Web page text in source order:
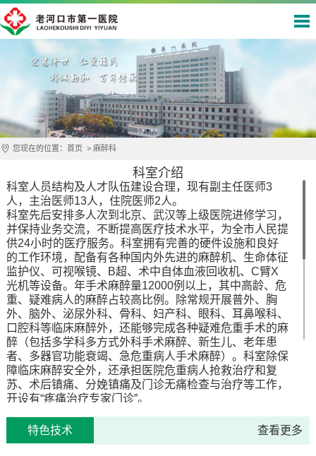
您现在的位置： 首页 > 麻醉科
科室介绍
科室人员结构及人才队伍建设合理，现有副主任医师3
人，主治医师13人，住院医师2人。
科室先后安排多人次到北京、武汉等上级医院进修学习，
并保持业务交流，不断提高医疗技术水平，为全市人民提
供24小时的医疗服务。科室拥有完善的硬件设施和良好
的工作环境，配备有各种国内外先进的麻醉机、生命体征
监护仪、可视喉镜、B超、术中自体血液回收机、C臂X
光机等设备。年手术麻醉量12000例以上，其中高龄、危
重、疑难病人的麻醉占较高比例。除常规开展普外、胸
外、脑外、泌尿外科、骨科、妇产科、眼科、耳鼻喉科、
口腔科等临床麻醉外，还能够完成各种疑难危重手术的麻
醉（包括多学科多方式外科手术麻醉、新生儿、老年患
者、多器官功能衰竭、急危重病人手术麻醉）。科室除保
障临床麻醉安全外，还承担医院危重病人抢救治疗和复
苏、术后镇痛、分娩镇痛及门诊无痛检查与治疗等工作，
开设有“疼痛治疗专家门诊”。
我科有丰富的人才储备和合理的学术梯队为学科的发展注
入了活力，并为基层医院培训麻醉科专业人员百余人。我
特色技术 查看更多